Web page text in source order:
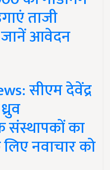
ताजी
जानें आवेदन
सीएम देवेंद्र
संस्थापकों का
नवाचार को